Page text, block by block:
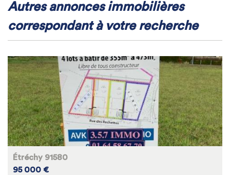
autres annonces immobilières
correspondant à votre recherche
Étréchy 91580
95 000 €